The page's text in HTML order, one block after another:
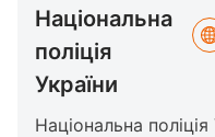
Національна
поліція
України
Національна